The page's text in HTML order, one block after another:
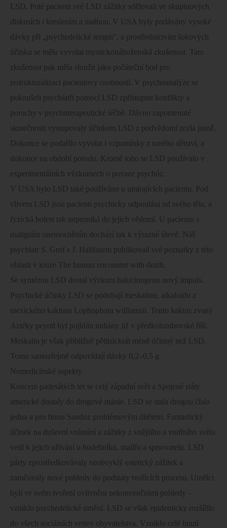
LSD. Poté pacienti své LSD zážitky sdělovali ve skupinových
diskusích i kreslením a malbou. V USA byly podávány vysoké
dávky při „psychedelické terapii", a prostřednictvím šokových
účinku se měla vyvolat mystickonáboženská zkušenost. Tato
zkušenost pak měla sloužit jako počáteční bod pro
restrukturalizaci pacientovy osobnosti. V psychoanalýze se
pokoušeli psychiatři pomocí LSD zpřístupnit konflikty a
poruchy v psychoterapeutické léčbě. Dávno zapomenuté
skutečnosti vystupovaly účinkem LSD z podvědomí zcela jasně.
Dokonce se podařilo vyvolat i vzpomínky z raného dětství, a
dokonce na období porodu. Kromě toho se LSD používalo v
experimentálních výzkumech o povaze psychóz.
V USA bylo LSD také používáno u umírajících pacientu. Pod
vlivem LSD jsou pacienti psychicky odpoutáni od svého těla, a
fyzická bolest tak neproniká do jejich vědomí. U pacientu s
maligním onemocněním dochází tak k výrazné úlevě. Náš
psychiatr S. Grof s J. Halifasem publikovali své poznatky z této
oblasti v knize The human encounter with death.
Se syntézou LSD dostal výzkum halucinogenu nový impuls.
Psychické účinky LSD se podobají meskalinu, alkaloidu z
mexického kaktusu Lophophora williamsii. Tento kaktus zvaný
Aztéky peyotl byl pojídán indiány již v předkolumbovské říši.
Meskalin je však přibližně pěttisíckrát méně účinný než LSD.
Tomu samozřejmě odpovídají dávky 0,2–0,5 g.
Nemedicínské aspekty
Koncem padesátých let se celý západní svět a Spojené státy
americké dostaly do drogové mánie. LSD se stala drogou číslo
jedna a pro firmu Sandoz problémovým dítětem. Fantastický
účinek na duševní vnímání a zážitky z vnějšího a vnitřního světa
vedl k jejich užívání u hudebníku, malířu a spisovatelu. LSD
párty zprostředkovávaly neobvyklý estetický zážitek a
zaručovaly nové pohledy do podstaty tvořících procesu. Umělci
byli ve svém tvoření ovlivněni nekonvenčními pohledy –
vzniklo psychedelické umění. LSD se však epidemicky rozšířilo
do všech sociálních vrstev obyvatelstva. Vzniklo celé hnutí